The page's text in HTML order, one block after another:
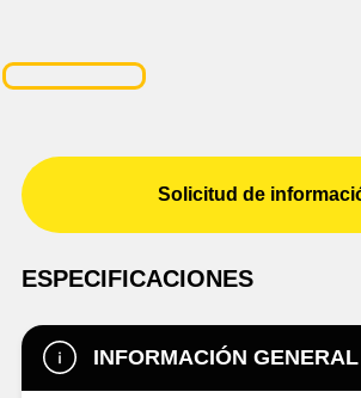
Solicitud de
ESPECIFICACIONES
INFORMACIÓN GENERAL